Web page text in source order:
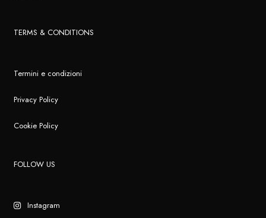
TERMS & CONDITIONS
Termini e condizioni
Privacy Policy
Cookie Policy
FOLLOW US
Instagram